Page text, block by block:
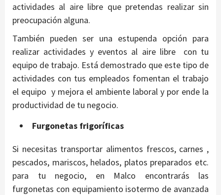
actividades al aire libre que pretendas realizar sin
preocupación alguna.
También pueden ser una estupenda opción para
realizar actividades y eventos al aire libre con tu
equipo de trabajo. Está demostrado que este tipo de
actividades con tus empleados fomentan el trabajo
el equipo y mejora el ambiente laboral y por ende la
productividad de tu negocio.
Furgonetas frigoríficas
Si necesitas transportar alimentos frescos, carnes ,
pescados, mariscos, helados, platos preparados etc.
para tu negocio, en Malco encontrarás las
furgonetas con equipamiento isotermo de avanzada